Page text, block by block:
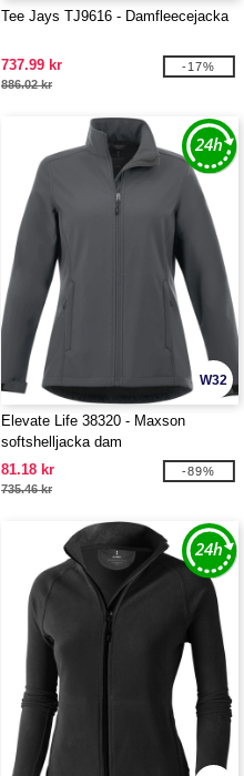
Tee Jays TJ9616 - Damfleecejacka
737.99 kr
886.02 kr
-17%
W32
Elevate Life 38320 - Maxson
softshelljacka dam
81.18 kr
735.46 kr
-89%